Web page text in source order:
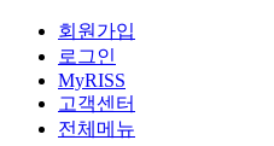
회원가입
로그인
MyRISS
고객센터
전체메뉴